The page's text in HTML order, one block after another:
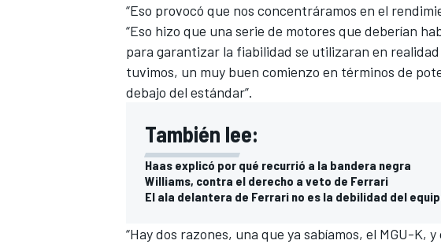
“Eso provocó que nos concentráramos en el
“Eso hizo que una serie de motores que deberían
para garantizar la fiabilidad se utilizaran en
tuvimos, un muy buen comienzo en términos de
debajo del estándar”.
También lee:
Haas explicó por qué recurrió a la bandera negra
Williams, contra el derecho a veto de Ferrari
El ala delantera de Ferrari no es la debilidad del
“Hay dos razones, una que ya sabíamos, el MGU-K,